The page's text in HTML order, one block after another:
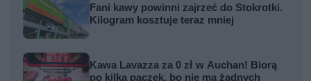
Fani kawy powinni zajrzeć do Stokrotki.
Kilogram kosztuje teraz mniej
Kawa Lavazza za 0 zł w Auchan! Biorą
po kilka paczek, bo nie ma żadnych